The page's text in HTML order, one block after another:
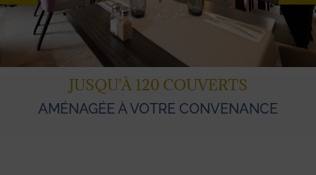
JUSQU'À 120 COUVERTS
AMÉNAGÉE À VOTRE CONVENANCE